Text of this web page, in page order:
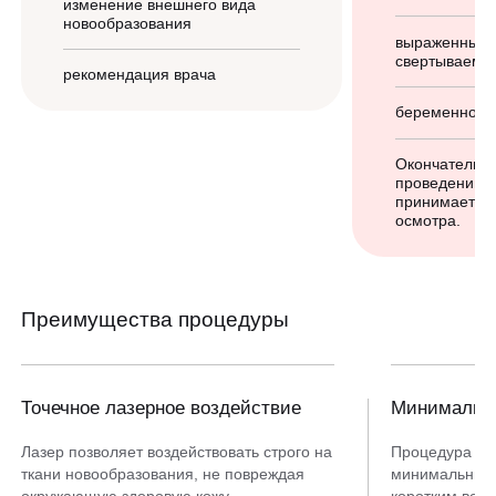
изменение внешнего вида
новообразования
рекомендация врача
выраженные
проведении
осмотра.
Преимущества процедуры
Точечное лазерное воздействие
Лазер позволяет воздействовать строго на
ткани новообразования, не повреждая
Процедура